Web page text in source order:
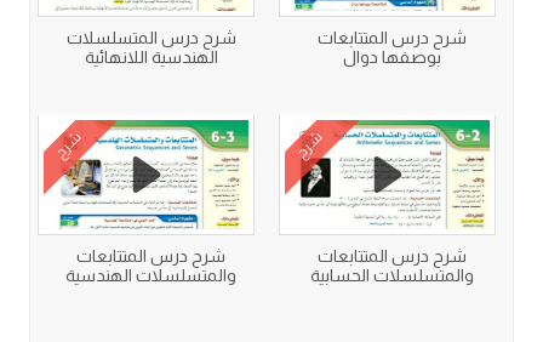
شرح درس المتتابعات
بوصفها دوال
شرح درس المتسلسلات
الهندسية اللانهائية
شرح
شرح درس المتتابعات
والمتسلسلات الحسابية
شرح
شرح درس المتتابعات
والمتسلسلات الهندسية